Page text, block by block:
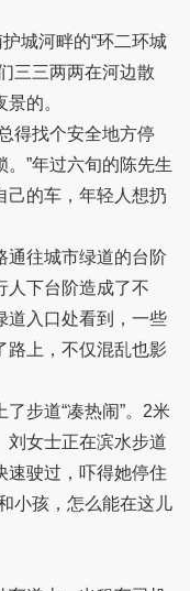
城河畔的“环二环城
三三两两在河边散
的。
得找个安全地方停
”年过六旬的陈先生
己的车，年轻人想扔
通往城市绿道的台阶
人下台阶造成了不
道入口处看到，一些
路上，不仅混乱也影
步道“凑热闹”。2米
刘女士正在滨水步道
速驶过，吓得她停住
小孩，怎么能在这儿